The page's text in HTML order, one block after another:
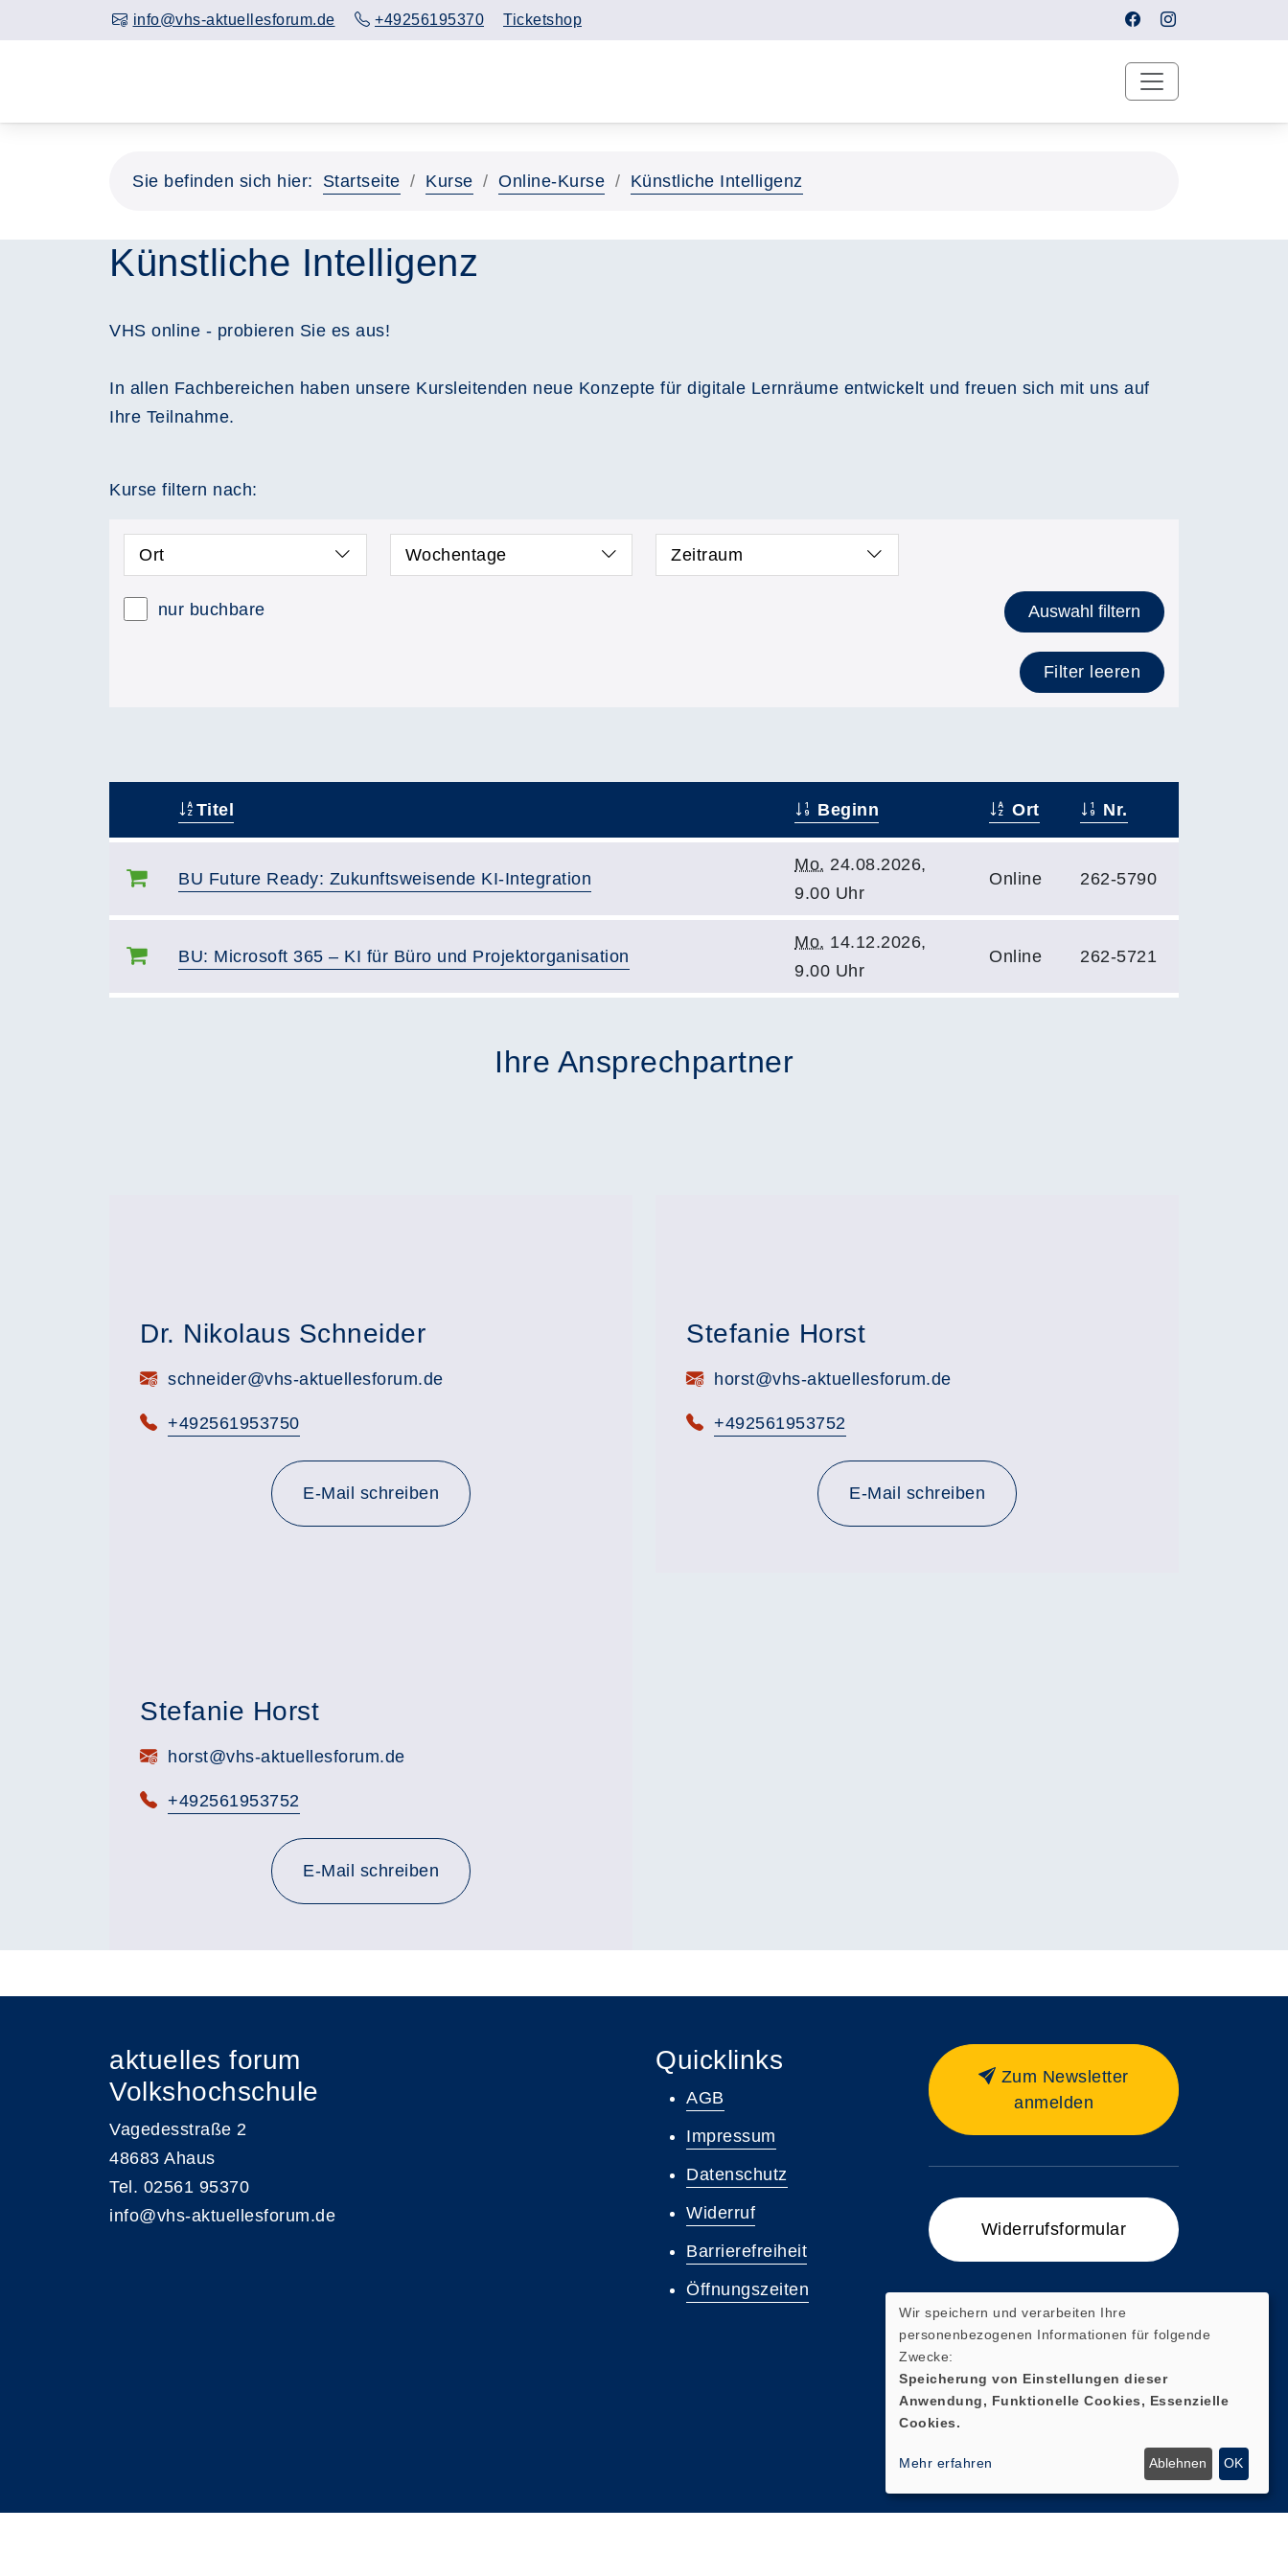
info@vhs-aktuellesforum.de +49256195370 Ticketshop
Sie befinden sich hier: Startseite Kurse Online-Kurse Künstliche Intelligenz
Künstliche Intelligenz
VHS online - probieren Sie es aus!
In allen Fachbereichen haben unsere Kursleitenden neue Konzepte für digitale Lernräume entwickelt und freuen sich mit uns auf
Ihre Teilnahme.
Kurse filtern nach:
Ort Wochentage Zeitraum
nur buchbare Auswahl filtern
Filter leeren
Titel Beginn Ort Nr.
BU Future Ready: Zukunftsweisende KI-Integration
Mo. 24.08.2026,
9.00 Uhr
Online 262-5790
BU: Microsoft 365 – KI für Büro und Projektorganisation
Mo. 14.12.2026,
9.00 Uhr
Online 262-5721
Ihre Ansprechpartner
Dr. Nikolaus Schneider
E-Mail:schneider@vhs-aktuellesforum.de
Telefon:
+492561953750
E-Mail schreiben
Stefanie Horst
E-Mail:horst@vhs-aktuellesforum.de
Telefon:
+492561953752
E-Mail schreiben
Stefanie Horst
E-Mail:horst@vhs-aktuellesforum.de
Telefon:
+492561953752
E-Mail schreiben
aktuelles forum
Volkshochschule
Vagedesstraße 2
48683 Ahaus
Tel. 02561 95370
info@vhs-aktuellesforum.de
Quicklinks
AGB
Impressum
Datenschutz
Widerruf
Barrierefreiheit
Öffnungszeiten
Zum Newsletter
anmelden
Widerrufsformular
Zum Ticketshop
Facebook Instagram
Wir speichern und verarbeiten Ihre
personenbezogenen Informationen für folgende
Zwecke:
Speicherung von Einstellungen dieser
Anwendung, Funktionelle Cookies, Essenzielle
Cookies.
Mehr erfahren Ablehnen OK